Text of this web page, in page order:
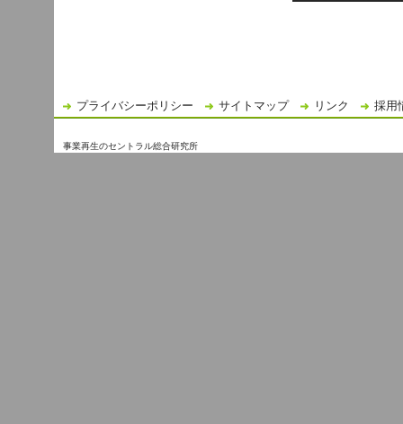
プライバシーポリシー サイトマップ リンク 採用
事業再生のセントラル総合研究所